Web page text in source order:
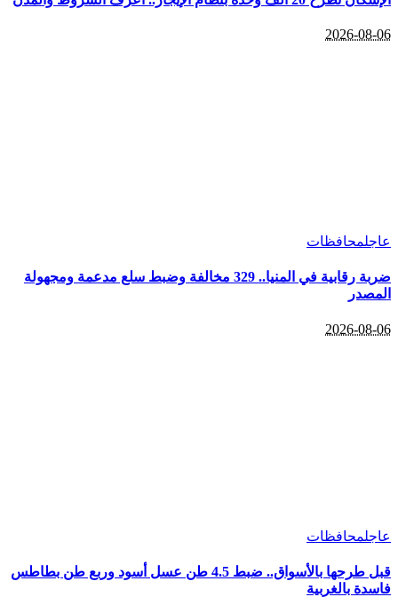
2026-08-06
عاجلمحافظات
ضربة رقابية في المنيا.. 329 مخالفة وضبط سلع مدعمة ومجهولة
المصدر
2026-08-06
عاجلمحافظات
قبل طرحها بالأسواق.. ضبط 4.5 طن عسل أسود وربع طن بطاطس
فاسدة بالغربية